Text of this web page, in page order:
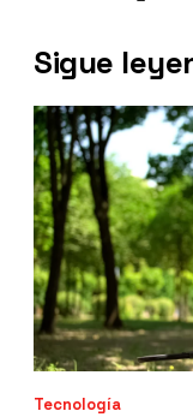
Sigue
Tecnología